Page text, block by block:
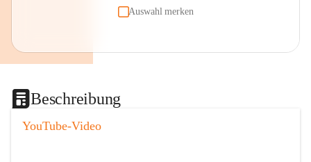
Auswahl merken
Beschreibung
YouTube-Video